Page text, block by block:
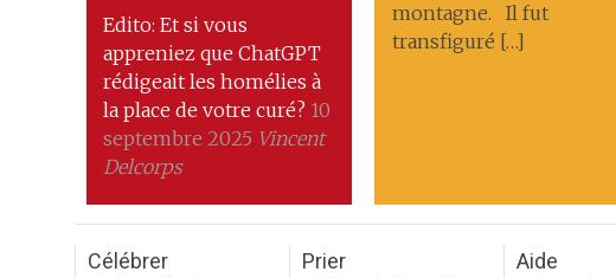
Edito: Et si vous
appreniez que ChatGPT
rédigeait les homélies à
la place de votre curé? 10
septembre 2025 Vincent
Delcorps
montagne. Il fut
transfiguré […]
Célébrer Prier Aide